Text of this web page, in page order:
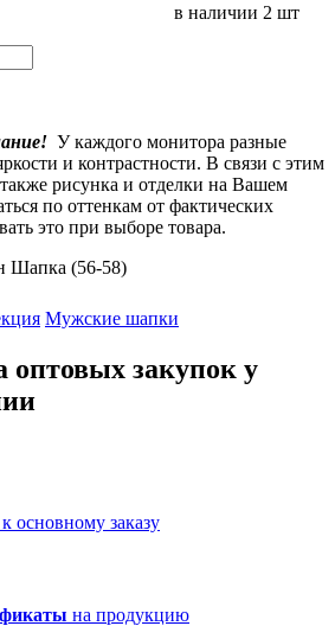
в наличии 2 шт
У каждого монитора разные
и контрастности. В связи с этим
также рисунка и отделки на Вашем
по оттенкам от фактических
это при выборе товара.
Шапка (56-58)
Мужские шапки
закупок у
к основному заказу
на продукцию